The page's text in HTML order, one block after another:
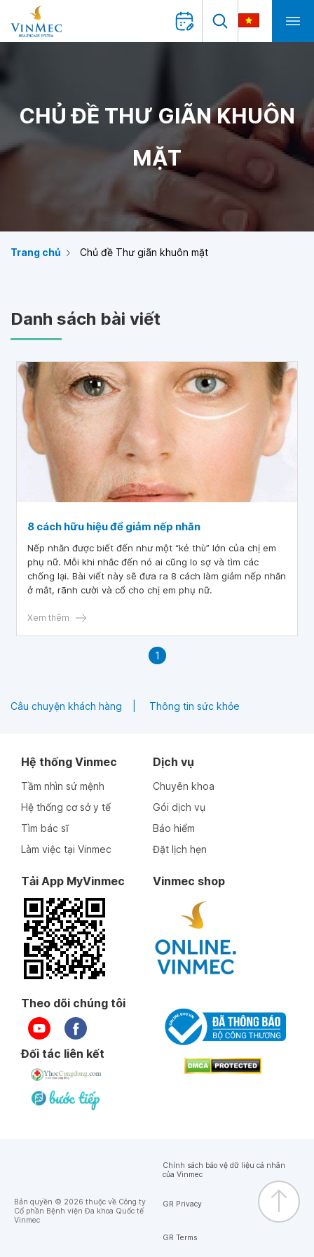
CHỦ ĐỀ THƯ GIÃN KHUÔN
MẶT
Trang chủ Chủ đề Thư giãn khuôn mặt
Danh sách bài viết
8 cách hữu hiệu để giảm nếp nhăn
Nếp nhăn được biết đến như một “kẻ thù” lớn của chị em
phụ nữ. Mỗi khi nhắc đến nó ai cũng lo sợ và tìm các
chống lại. Bài viết này sẽ đưa ra 8 cách làm giảm nếp nhăn
ở mắt, rãnh cười và cổ cho chị em phụ nữ.
Xem thêm
1
Câu chuyện khách hàng Thông tin sức khỏe
Hệ thống Vinmec
Tầm nhìn sứ mệnh
Hệ thống cơ sở y tế
Tìm bác sĩ
Làm việc tại Vinmec
Dịch vụ
Chuyên khoa
Gói dịch vụ
Bảo hiểm
Đặt lịch hẹn
Tải App MyVinmec Vinmec shop
Theo dõi chúng tôi
Đối tác liên kết
Bản quyền © 2026 thuộc về Công ty
Cổ phần Bệnh viện Đa khoa Quốc tế
Vinmec
Chính sách bảo vệ dữ liệu cá nhân
của Vinmec
GR Privacy
GR Terms